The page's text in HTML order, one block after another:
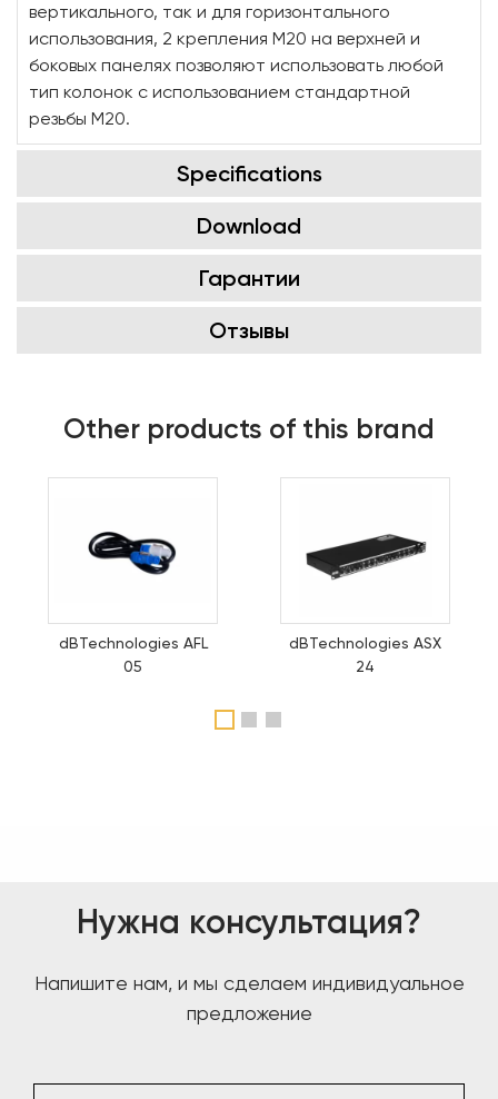
вертикального, так и для горизонтального
использования, 2 крепления M20 на верхней и
боковых панелях позволяют использовать любой
тип колонок с использованием стандартной
резьбы M20.
Specifications
Download
Гарантии
Отзывы
Other products of this brand
dBTechnologies AFL
05
dBTechnologies ASX
24
Нужна консультация?
Напишите нам, и мы сделаем индивидуальное
предложение